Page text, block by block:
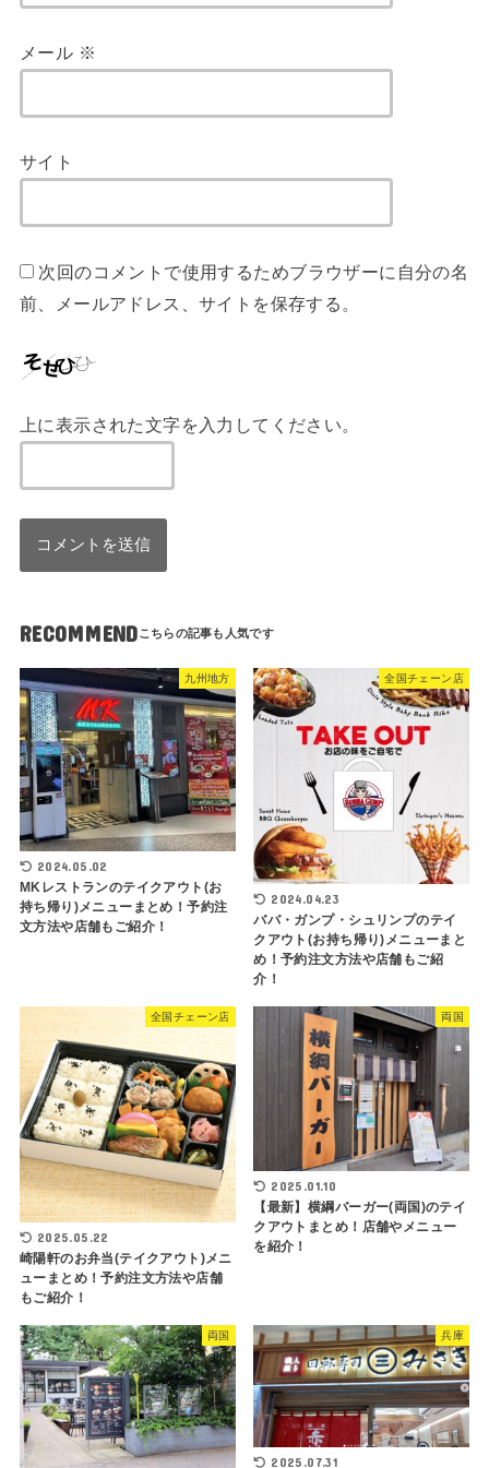
メール ※
サイト
次回のコメントで使用するためブラウザーに自分の名
前、メールアドレス、サイトを保存する。
上に表示された文字を入力してください。
RECOMMEND
九州地方
2024.05.02
MKレストランのテイクアウト(お
持ち帰り)メニューまとめ！予約注
文方法や店舗もご紹介！
全国チェーン店
2024.04.23
ババ・ガンプ・シュリンプのテイ
クアウト(お持ち帰り)メニューまと
め！予約注文方法や店舗もご紹
介！
全国チェーン店
2025.05.22
崎陽軒のお弁当(テイクアウト)メニ
ューまとめ！予約注文方法や店舗
もご紹介！
両国
2025.01.10
【最新】横綱バーガー(両国)のテイ
クアウトまとめ！店舗やメニュー
を紹介！
両国 兵庫
2025.07.31